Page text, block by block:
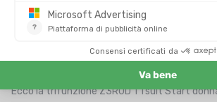
fondello Iron Pad donna.
Per quale profilo: Primo acquisto tecnico
Punto di forza chiave: TessutoWater Wear
Limite: Meno compressione sulle cosce
Ecco la trifunzione Z3R0D TTsuit Start